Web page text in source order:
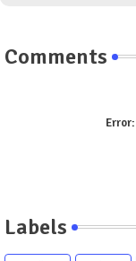
Comments
Error:
Labels